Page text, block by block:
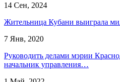
14 Сен, 2024
Жительница Кубани выиграла
7 Янв, 2020
​Руководить делами мэрии
начальник управления…